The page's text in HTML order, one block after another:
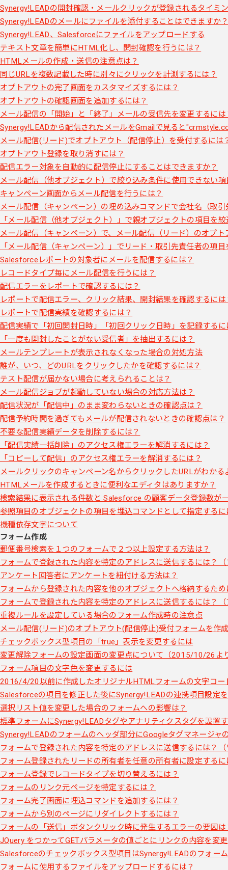
Synergy!LEADの開封確認・メールクリックが登録されるタイミ
Synergy!LEADのメールにファイルを添付することはできますか
Synergy!LEAD、Salesforceにファイルをアップロードする
テキスト文章を簡単にHTML化し、開封確認を行うには？
HTMLメールの作成・送信の注意点は？
同じURLを複数記載した時に別々にクリックを計測するには？
オプトアウトの完了画面をカスタマイズするには？
オプトアウトの確認画面を追加するには？
メール配信の「開始」と「終了」メールの受信先を変更するには
Synergy!LEADから配信されたメールをGmailで見ると
メール配信(リード)でオプトアウト（配信停止）を受付するには
オプトアウト登録を取り消すには？
配信エラー対象を自動的に配信停止にすることはできますか？
メール配信（他オブジェクト）で絞り込み条件に使用できない項
キャンペーン画面からメール配信を行うには？
メール配信（キャンペーン）の埋め込みコマンドで会社名（取
「メール配信（他オブジェクト）」で親オブジェクトの項目を
メール配信（キャンペーン）で、メール配信（リード）のオプ
「メール配信（キャンペーン）」でリード・取引先責任者の項
Salesforceレポートの対象者にメールを配信するには？
レコードタイプ毎にメール配信を行うには？
配信エラーをレポートで確認するには？
レポートで配信エラー、クリック結果、開封結果を確認するには
レポートで配信実績を確認するには？
配信実績で「初回開封日時」「初回クリック日時」を記録するに
「一度も開封したことがない受信者」を抽出するには？
メールテンプレートが表示されなくなった場合の対処方法
誰が、いつ、どのURLをクリックしたかを確認するには？
テスト配信が届かない場合に考えられることは？
メール配信ジョブが起動していない場合の対応方法は？
配信状況が「配信中」のまま変わらないときの確認点は？
配信予約時間を過ぎてもメールが配信されないときの確認点は？
不要な配信実績データを削除するには？
「配信実績一括削除」のアクセス権エラーを解消するには？
「コピーして配信」のアクセス権エラーを解消するには？
メールクリックのキャンペーン名からクリックしたURLがわかる
HTMLメールを作成するときに便利なエディタはありますか？
検索結果に表示される件数と Salesforce の顧客データ登録数が
参照項目のオブジェクトの項目を埋込コマンドとして指定するに
機種依存文字について
フォーム作成
郵便番号検索を１つのフォームで２つ以上設定する方法は？
フォームで登録された内容を特定のアドレスに送信するには？
アンケート回答者にアンケートを紐付ける方法は？
フォームから登録された内容を他のオブジェクトへ格納するため
フォームで登録された内容を特定のアドレスに送信するには？
重複ルールを設定している場合のフォーム作成時の注意点
メール配信(リード)のオプトアウト(配信停止)受付フォームを作
チェックボックス型項目の「true」表示を変更するには
変更解除フォームの設定画面の変更点について（2015/10/26よ
フォーム項目の文字色を変更するには
2016/4/20以前に作成したオリジナルHTMLフォームの文字コー
Salesforceの項目を修正した後にSynergy!LEADの連携項目設定
選択リスト値を変更した場合のフォームへの影響は？
標準フォームにSynergy!LEADタグやアナリティクスタグを設置
Synergy!LEADのフォームのヘッダ部分にGoogleタグマネージャ
フォームで登録された内容を特定のアドレスに送信するには？
フォーム登録されたリードの所有者を任意の所有者に設定するに
フォーム登録でレコードタイプを切り替えるには？
フォームのリンク元ページを特定するには？
フォーム完了画面に埋込コマンドを追加するには？
フォームから別のページにリダイレクトするには？
フォームの「送信」ボタンクリック時に発生するエラーの要因は
JQuery をつかってGETパラメータの値ごとにリンクの内容を変
Salesforceのチェックボックス型項目はSynergy!LEADのフォー
フォームに使用するファイルをアップロードするには？